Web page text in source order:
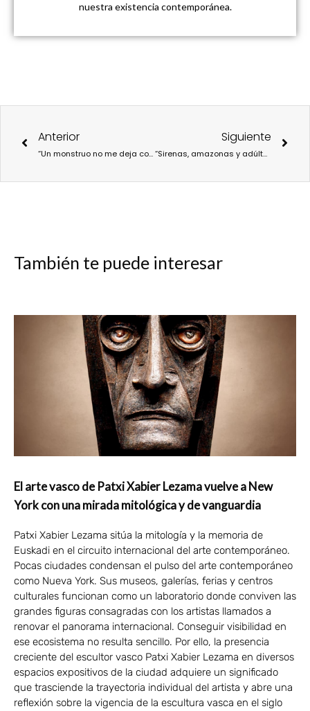
nuestra existencia contemporánea.
Anterior
“Un monstruo no me deja comer”: un cómic infantil que pone en relieve los trastornos alimentarios a edades tempranas que ponen en riesgo la salud mental de nuestros niños
Siguiente
“Sirenas, amazonas y adúlteras”, un compendio acerca de la herencia machista de Grecia y Roma
También te puede interesar
El arte vasco de Patxi Xabier Lezama vuelve a New
York con una mirada mitológica y de vanguardia
Patxi Xabier Lezama sitúa la mitología y la memoria de
Euskadi en el circuito internacional del arte contemporáneo.
Pocas ciudades condensan el pulso del arte contemporáneo
como Nueva York. Sus museos, galerías, ferias y centros
culturales funcionan como un laboratorio donde conviven las
grandes figuras consagradas con los artistas llamados a
renovar el panorama internacional. Conseguir visibilidad en
ese ecosistema no resulta sencillo. Por ello, la presencia
creciente del escultor vasco Patxi Xabier Lezama en diversos
espacios expositivos de la ciudad adquiere un significado
que trasciende la trayectoria individual del artista y abre una
reflexión sobre la vigencia de la escultura vasca en el siglo